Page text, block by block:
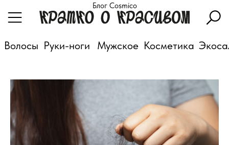
Блог Cosmico
Мужское
Руки-ноги
Волосы Косметика